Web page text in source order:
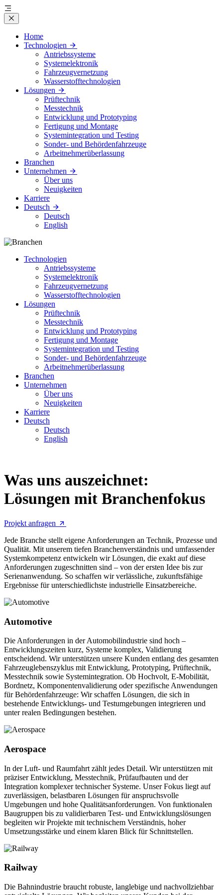
Home
Technologien
Antriebssysteme
Systemelektronik
Fahrzeugvernetzung
Wasserstofftechnologien
Lösungen
Prüftechnik
Messtechnik
Entwicklung und Prototyping
Fertigung und Montage
Systemintegration und Testing
Sonder- und Behördenfahrzeuge
Arbeitnehmerüberlassung
Branchen
Unternehmen
Über uns
Neuigkeiten
Karriere
Deutsch
Deutsch
English
Technologien
Antriebssysteme
Systemelektronik
Fahrzeugvernetzung
Wasserstofftechnologien
Lösungen
Prüftechnik
Messtechnik
Entwicklung und Prototyping
Fertigung und Montage
Systemintegration und Testing
Sonder- und Behördenfahrzeuge
Arbeitnehmerüberlassung
Branchen
Unternehmen
Über uns
Neuigkeiten
Karriere
Deutsch
Deutsch
English
Was uns auszeichnet:
Lösungen mit Branchenfokus
Projekt anfragen
Jede Branche stellt eigene Anforderungen an Technik, Prozesse und
Qualität. Mit unserem tiefen Branchenverständnis und umfassender
Systemkompetenz entwickeln wir Lösungen, die exakt auf diese
Anforderungen zugeschnitten sind – von der ersten Idee bis zur
Serienanwendung. So schaffen wir verlässliche, zukunftsfähige
Ergebnisse für unterschiedlichste industrielle Einsatzbereiche.
Automotive
Die Anforderungen in der Automobilindustrie sind hoch –
Entwicklungszeiten kurz, Systeme komplex, Validierung
entscheidend. Wir unterstützen unsere Kunden entlang des gesamten
Fahrzeuglebenszyklus mit Entwicklung, Prototyping, Prüftechnik,
Messtechnik sowie Systemintegration. Ob Hochvolt, E-Mobilität,
Bordnetz, Komponentenvalidierung oder spezifische Anwendungen
für Behördenfahrzeuge: Wir schaffen Lösungen, die sich in
bestehende Entwicklungs- und Testumgebungen integrieren und
unter realen Bedingungen bestehen.
Aerospace
In der Luft- und Raumfahrt zählt jedes Detail. Wir unterstützen mit
präziser Entwicklung, Messtechnik, Prüfaufbauten und der
Integration komplexer technischer Systeme. Unser Fokus liegt auf
zuverlässigen, belastbaren Lösungen für anspruchsvolle
Umgebungen und hohe Qualitätsanforderungen. Von funktionalen
Baugruppen bis zu validierbaren Test- und Entwicklungslösungen
begleiten wir Projekte mit technischem Verständnis, hoher
Umsetzungsstärke und einem klaren Blick für Schnittstellen.
Railway
Die Bahnindustrie braucht robuste, langlebige und nachvollziehbar